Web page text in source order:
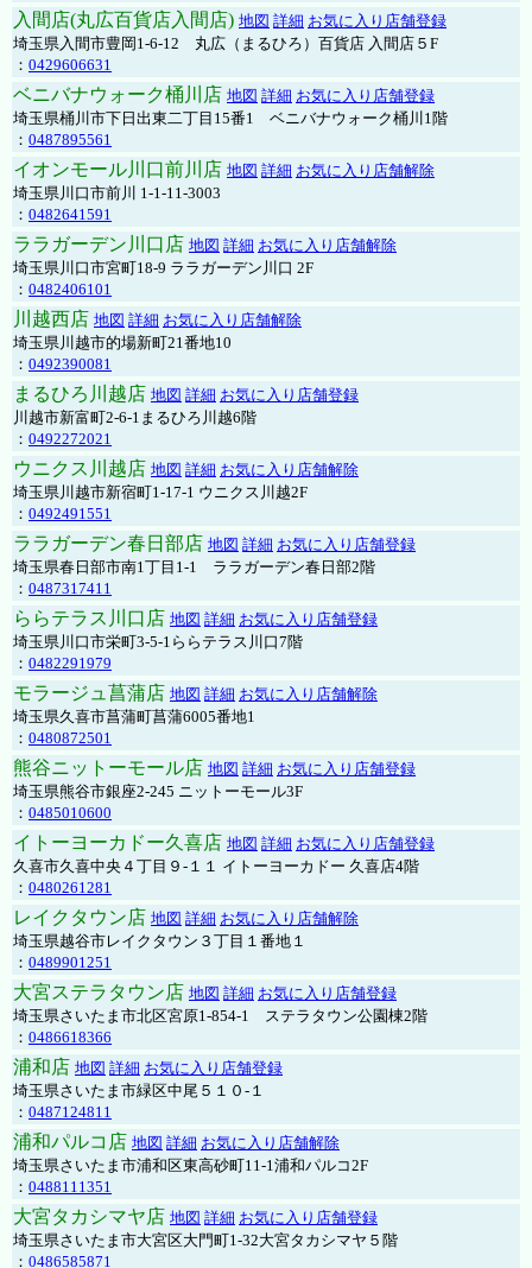
入間店(丸広百貨店入間店) 地図 詳細 お気に入り店舗登録
埼玉県入間市豊岡1-6-12 丸広（まるひろ）百貨店 入間店５F
： 0429606631
ベニバナウォーク桶川店 地図 詳細 お気に入り店舗登録
埼玉県桶川市下日出東二丁目15番1 ベニバナウォーク桶川1階
： 0487895561
イオンモール川口前川店 地図 詳細 お気に入り店舗解除
埼玉県川口市前川 1-1-11-3003
： 0482641591
ララガーデン川口店 地図 詳細 お気に入り店舗解除
埼玉県川口市宮町18-9 ララガーデン川口 2F
： 0482406101
川越西店 地図 詳細 お気に入り店舗解除
埼玉県川越市的場新町21番地10
： 0492390081
まるひろ川越店 地図 詳細 お気に入り店舗登録
川越市新富町2-6-1まるひろ川越6階
： 0492272021
ウニクス川越店 地図 詳細 お気に入り店舗解除
埼玉県川越市新宿町1-17-1 ウニクス川越2F
： 0492491551
ララガーデン春日部店 地図 詳細 お気に入り店舗登録
埼玉県春日部市南1丁目1-1 ララガーデン春日部2階
： 0487317411
ららテラス川口店 地図 詳細 お気に入り店舗登録
埼玉県川口市栄町3-5-1ららテラス川口7階
： 0482291979
モラージュ菖蒲店 地図 詳細 お気に入り店舗解除
埼玉県久喜市菖蒲町菖蒲6005番地1
： 0480872501
熊谷ニットーモール店 地図 詳細 お気に入り店舗登録
埼玉県熊谷市銀座2-245 ニットーモール3F
： 0485010600
イトーヨーカドー久喜店 地図 詳細 お気に入り店舗登録
久喜市久喜中央４丁目９-１１ イトーヨーカドー 久喜店4階
： 0480261281
レイクタウン店 地図 詳細 お気に入り店舗解除
埼玉県越谷市レイクタウン３丁目１番地１
： 0489901251
大宮ステラタウン店 地図 詳細 お気に入り店舗登録
埼玉県さいたま市北区宮原1-854-1 ステラタウン公園棟2階
： 0486618366
浦和店 地図 詳細 お気に入り店舗登録
埼玉県さいたま市緑区中尾５１０-１
： 0487124811
浦和パルコ店 地図 詳細 お気に入り店舗解除
埼玉県さいたま市浦和区東高砂町11-1浦和パルコ2F
： 0488111351
大宮タカシマヤ店 地図 詳細 お気に入り店舗登録
埼玉県さいたま市大宮区大門町1-32大宮タカシマヤ５階
： 0486585871